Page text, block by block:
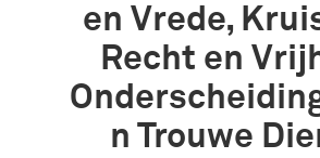
en Vrede,
Recht en
n Trouwe